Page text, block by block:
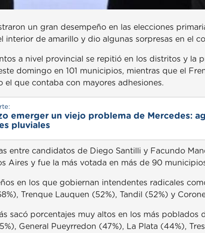
un gran desempeño en las elecciones
interior de amarillo y dio algunas sorpresas en el
a nivel provincial se repitió en los distritos y la
domingo en 101 municipios, mientras que el
el que contaba con mayores adhesiones.
emerger un viejo problema de Mercedes:
pluviales
entre candidatos de Diego Santilli y Facundo
Aires y fue la más votada en más de 90
en los que gobiernan intendentes radicales
Trenque Lauquen (52%), Tandil (52%) y
sacó porcentajes muy altos en los más poblados
General Pueyrredon (47%), La Plata (44%),